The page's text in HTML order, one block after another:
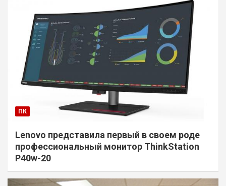
ПК
Lenovo представила первый в своем роде
профессиональный монитор ThinkStation
P40w-20